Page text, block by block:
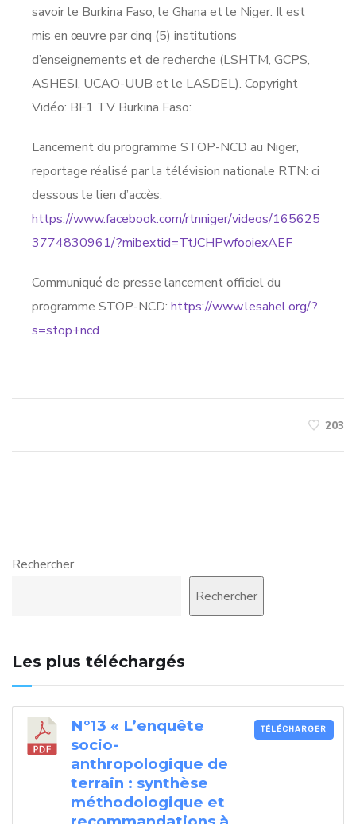
savoir le Burkina Faso, le Ghana et le Niger. Il est
mis en œuvre par cinq (5) institutions
d’enseignements et de recherche (LSHTM, GCPS,
ASHESI, UCAO-UUB et le LASDEL). Copyright
Vidéo: BF1 TV Burkina Faso:
Lancement du programme STOP-NCD au Niger,
reportage réalisé par la télévision nationale RTN: ci
dessous le lien d’accès:
https://www.facebook.com/rtnniger/videos/165625
3774830961/?mibextid=TtJCHPwfooiexAEF
Communiqué de presse lancement officiel du
programme STOP-NCD: https://www.lesahel.org/?
s=stop+ncd
203
Rechercher
Rechercher
Les plus téléchargés
N°13 « L’enquête
socio-
anthropologique de
terrain : synthèse
méthodologique et
TÉLÉCHARGER